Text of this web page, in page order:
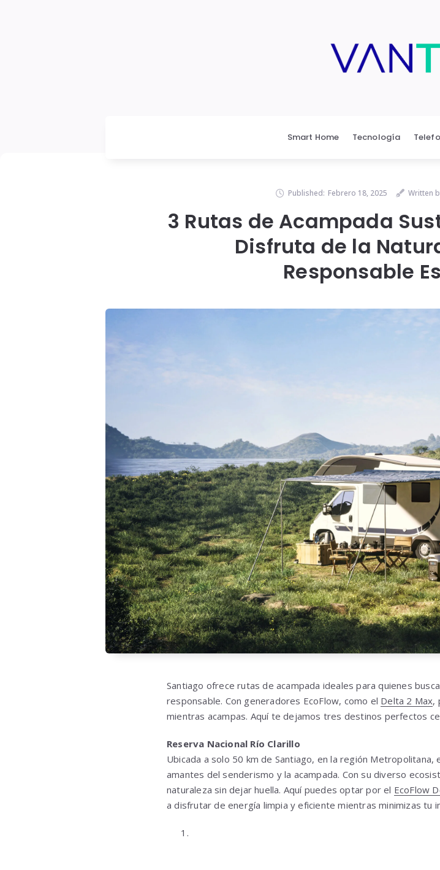
Smart Home Tecnología
Published: Febrero 18, 2025 Written
3 Rutas de Acampada
Disfruta de la
Responsable
Santiago ofrece rutas de acampada ideales para quienes
responsable. Con generadores EcoFlow, como el Delta 2 Max,
mientras acampas. Aquí te dejamos tres destinos perfectos
Reserva Nacional Río Clarillo
Ubicada a solo 50 km de Santiago, en la región
amantes del senderismo y la acampada. Con su diverso
naturaleza sin dejar huella. Aquí puedes optar por el EcoFlow
a disfrutar de energía limpia y eficiente mientras minimizas tu